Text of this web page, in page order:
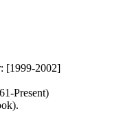
[1999-2002]
Present)